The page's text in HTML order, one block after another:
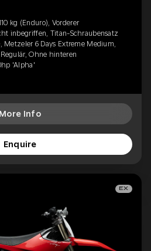
kg (Enduro), Vorderer
inbegriffen, Titan-Schraubensatz
6 Days Extreme Medium,
Ohne hinteren
'Alpha'
More Info
Enquire
EX